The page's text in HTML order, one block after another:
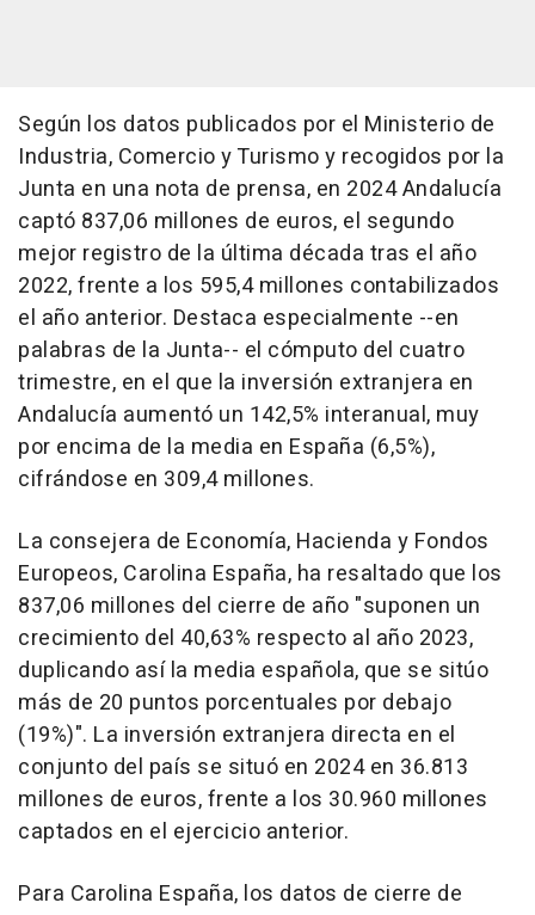
Según los datos publicados por el Ministerio de
Industria, Comercio y Turismo y recogidos por la
Junta en una nota de prensa, en 2024 Andalucía
captó 837,06 millones de euros, el segundo
mejor registro de la última década tras el año
2022, frente a los 595,4 millones contabilizados
el año anterior. Destaca especialmente --en
palabras de la Junta-- el cómputo del cuatro
trimestre, en el que la inversión extranjera en
Andalucía aumentó un 142,5% interanual, muy
por encima de la media en España (6,5%),
cifrándose en 309,4 millones.
La consejera de Economía, Hacienda y Fondos
Europeos, Carolina España, ha resaltado que los
837,06 millones del cierre de año "suponen un
crecimiento del 40,63% respecto al año 2023,
duplicando así la media española, que se sitúo
más de 20 puntos porcentuales por debajo
(19%)". La inversión extranjera directa en el
conjunto del país se situó en 2024 en 36.813
millones de euros, frente a los 30.960 millones
captados en el ejercicio anterior.
Para Carolina España, los datos de cierre de